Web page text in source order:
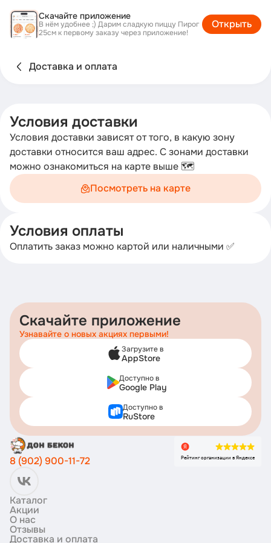
Скачайте приложение
В нём удобнее ;) Дарим сладкую пиццу Пирог
25см к первому заказу через приложение!
Открыть
Доставка и оплата
Условия доставки
Условия доставки зависят от того, в какую зону
доставки относится ваш адрес. С зонами доставки
можно ознакомиться на карте выше 🗺️
Посмотреть на карте
Условия оплаты
Оплатить заказ можно картой или наличными ✅
Скачайте приложение
Узнавайте о новых акциях первыми!
Загрузите в
AppStore
Доступно в
Google Play
Доступно в
RuStore
8 (902) 900-11-72 Рейтинг организации в Яндексе
Каталог
Акции
О нас
Отзывы
Доставка и оплата